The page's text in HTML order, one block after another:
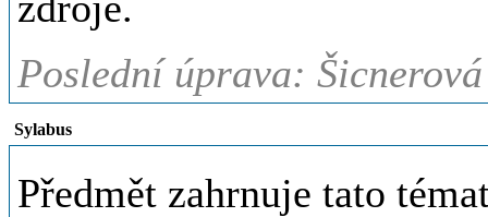
Poslední úprava:
Sylabus
Předmět zahrnuje tato